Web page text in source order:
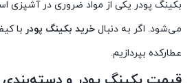
بکینگ پودر یکی از مواد ضروری در آشپزی
می‌شود. اگر به دنبال خرید بکینگ پودر با
عطارکده بپردازیم.